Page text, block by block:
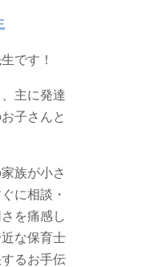
です！
主に発達
子さんと
族が小さ
に相談・
を痛感し
な保育士
るお手伝